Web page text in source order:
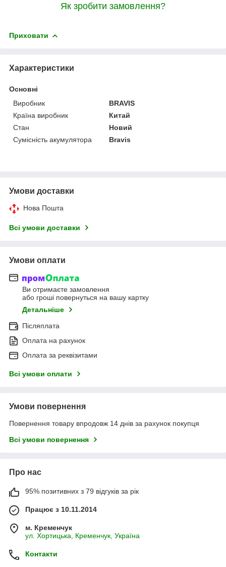
Як зробити замовлення?
Приховати
Характеристики
Основні
Виробник
BRAVIS
Країна виробник
Китай
Стан
Новий
Сумісність акумулятора
Bravis
Умови доставки
Нова Пошта
Всі умови доставки
Умови оплати
Ви отримаєте замовлення
або гроші повернуться на вашу картку
Детальніше
Післяплата
Оплата на рахунок
Оплата за реквізитами
Всі умови оплати
Умови повернення
Повернення товару впродовж 14 днів за рахунок покупця
Всі умови повернення
Про нас
95% позитивних з 79 відгуків за рік
Працює з 10.11.2014
м. Кременчук
ул. Хортицька, Кременчук, Україна
Контакти